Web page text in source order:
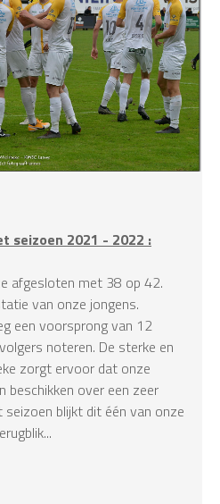
seizoen 2021 - 2022 :
afgesloten met 38 op 42.
van onze jongens.
een voorsprong van 12
noteren. De sterke en
zorgt ervoor dat onze
beschikken over een zeer
blijkt dit één van onze